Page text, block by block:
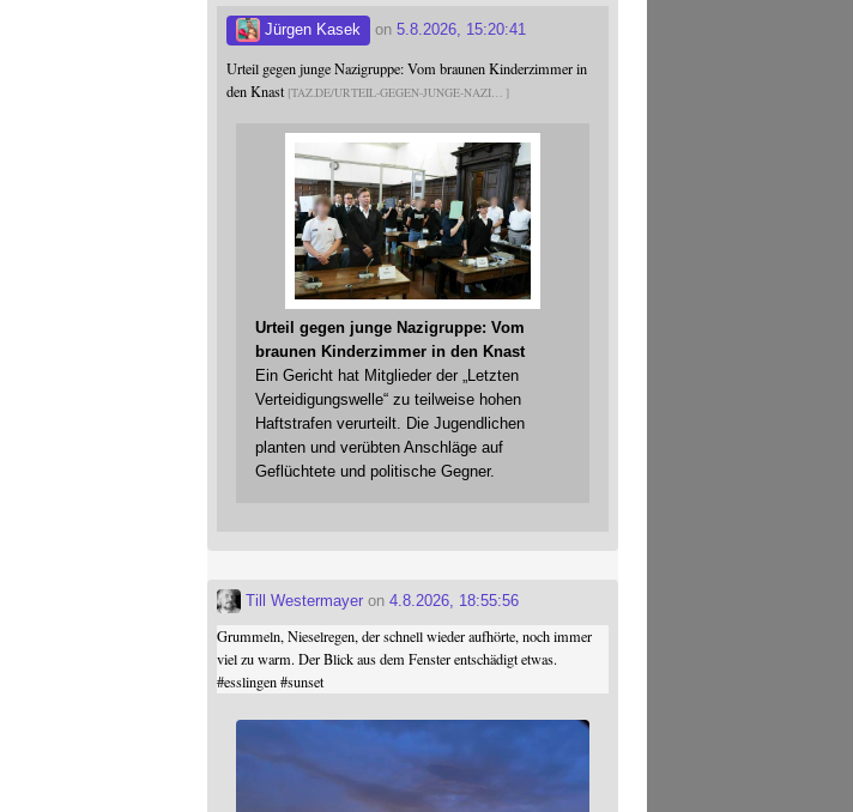
Jürgen Kasek on5.8.2026, 15:20:41
Urteil gegen junge Nazigruppe: Vom braunen Kinderzimmer in
den Knast TAZ.DE/URTEIL-GEGEN-JUNGE-NAZI
Urteil gegen junge Nazigruppe: Vom
braunen Kinderzimmer in den Knast
Ein Gericht hat Mitglieder der „Letzten
Verteidigungswelle“ zu teilweise hohen
Haftstrafen verurteilt. Die Jugendlichen
planten und verübten Anschläge auf
Geflüchtete und politische Gegner.
Till Westermayer on4.8.2026, 18:55:56
Grummeln, Nieselregen, der schnell wieder aufhörte, noch immer
viel zu warm. Der Blick aus dem Fenster entschädigt etwas.
#esslingen #sunset